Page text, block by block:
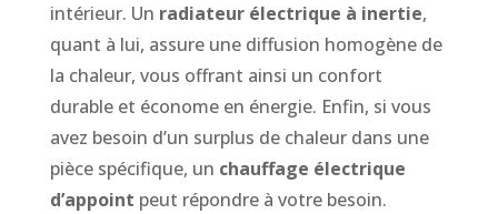
intérieur. Un radiateur électrique à inertie,
quant à lui, assure une diffusion homogène de
la chaleur, vous offrant ainsi un confort
durable et économe en énergie. Enfin, si vous
avez besoin d’un surplus de chaleur dans une
pièce spécifique, un chauffage électrique
d’appoint peut répondre à votre besoin.